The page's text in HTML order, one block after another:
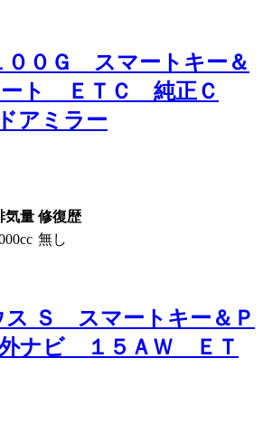
００Ｇ スマートキー＆
ート ＥＴＣ 純正Ｃ
アミラー
気量 修復歴
無し
ス Ｓ スマートキー＆Ｐ
ナビ １５ＡＷ ＥＴ